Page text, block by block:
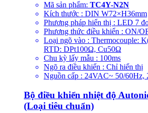
Mã sản phẩm: TC4Y-N2N
Kích thước : DIN W72×H36mm
Phương pháp hiển thị : LED 7
Phương thức điều khiển : ON/
Loại ngõ vào : Thermocouple:
RTD: DPt100Ω, Cu50Ω
Chu kỳ lấy mẫu : 100ms
Ngõ ra điều khiển : Chỉ hiển thị
Nguồn cấp : 24VAC~ 50/60Hz,
Bộ điều khiển nhiệt độ
(Loại tiêu chuẩn)